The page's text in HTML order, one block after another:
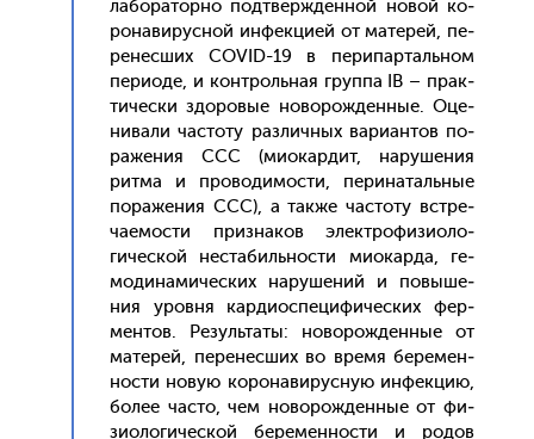
ла­бора­тор­но под­твержден­ной но­вой ко­
рона­вирус­ной ин­фекци­ей от ма­терей, пе­
ренес­ших COVID-19 в пе­рипар­таль­ном
пе­ри­оде, и кон­троль­ная груп­па IВ – прак­
ти­чес­ки здо­ровые но­ворож­денные. Оце­
нива­ли час­то­ту раз­личных ва­ри­ан­тов по­
раже­ния ССС (ми­окар­дит, на­руше­ния
рит­ма и про­води­мос­ти, пе­рина­таль­ные
по­раже­ния ССС), а так­же час­то­ту встре­
ча­емос­ти приз­на­ков элек­тро­физи­оло­
гичес­кой нес­та­биль­нос­ти ми­окар­да, ге­
моди­нами­чес­ких на­руше­ний и по­выше­
ния уров­ня кар­ди­ос­пе­цифи­чес­ких фер­
ментов. Ре­зуль­та­ты: но­ворож­денные от
ма­терей, пе­ренес­ших во вре­мя бе­ремен­
ности но­вую ко­рона­вирус­ную ин­фекцию,
бо­лее час­то, чем но­ворож­денные от фи­
зи­оло­гичес­кой бе­ремен­ности и ро­дов